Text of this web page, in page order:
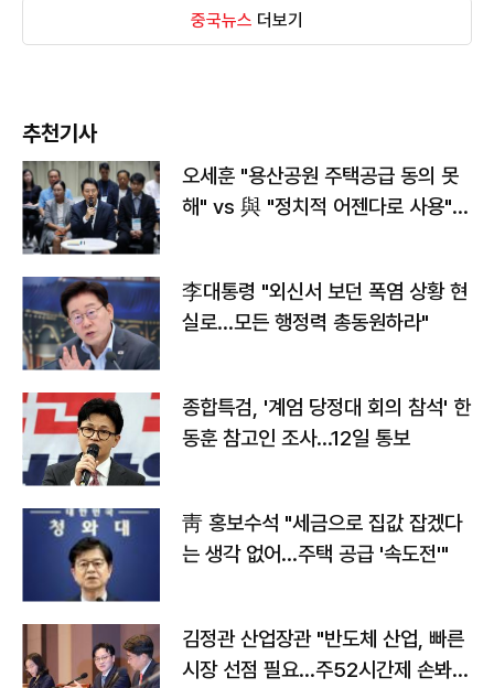
중국뉴스 더보기
추천기사
오세훈 "용산공원 주택공급 동의 못
해" vs 與 "정치적 어젠다로 사용"
李대통령 "외신서 보던 폭염 상황 현
실로…모든 행정력 총동원하라"
종합특검, '계엄 당정대 회의 참석' 한
동훈 참고인 조사...12일 통보
靑 홍보수석 "세금으로 집값 잡겠다
는 생각 없어…주택 공급 '속도전'"
김정관 산업장관 "반도체 산업, 빠른
시장 선점 필요…주52시간제 손봐